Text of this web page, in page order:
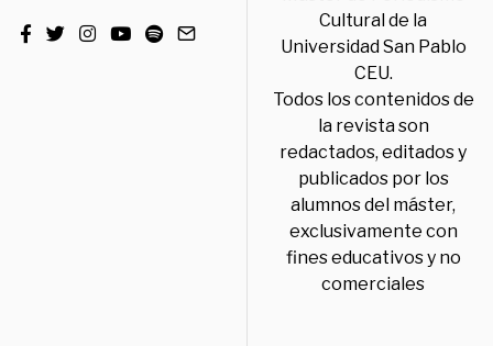
Cultural de la
Universidad San Pablo
CEU.
Todos los contenidos de
la revista son
redactados, editados y
publicados por los
alumnos del máster,
exclusivamente con
fines educativos y no
comerciales